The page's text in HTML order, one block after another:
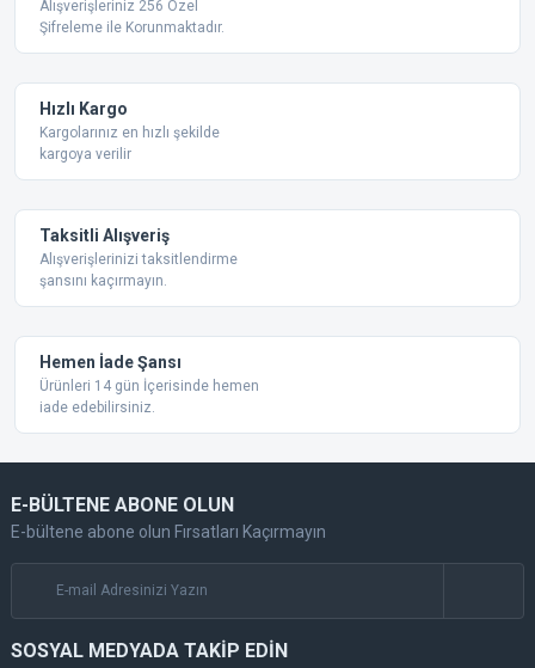
Alışverişleriniz 256 Özel
Şifreleme ile Korunmaktadır.
Hızlı Kargo
Kargolarınız en hızlı şekilde
kargoya verilir
Taksitli Alışveriş
Alışverişlerinizi taksitlendirme
şansını kaçırmayın.
Hemen İade Şansı
Ürünleri 14 gün İçerisinde hemen
iade edebilirsiniz.
E-BÜLTENE ABONE OLUN
E-bültene abone olun Fırsatları Kaçırmayın
SOSYAL MEDYADA TAKİP EDİN